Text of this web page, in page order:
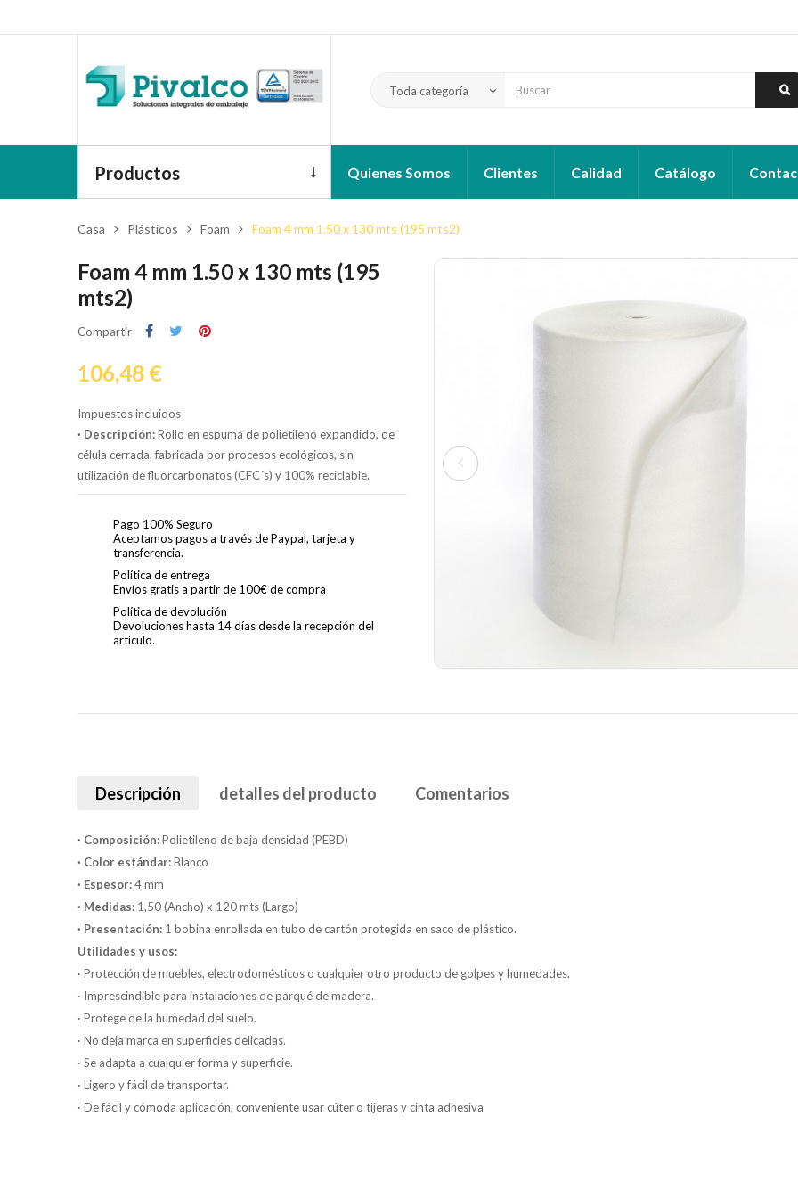
Toda categoría keyboard_arrow_down
Productos Quienes Somos Clientes Calidad Catálogo
Casa Plásticos Foam Foam 4 mm 1.50 x 130 mts (195 mts2)
Foam 4 mm 1.50 x 130 mts (195
mts2)
Compartir
106,48 €
Impuestos incluidos
· Descripción:Rollo en espuma de polietileno expandido, de
célula cerrada, fabricada por procesos ecológicos, sin
utilización de fluorcarbonatos (CFC´s) y 100% reciclable.
Pago 100% Seguro
Aceptamos pagos a través de Paypal, tarjeta y
transferencia.
Política de entrega
Envíos gratis a partir de 100€ de compra
Política de devolución
Devoluciones hasta 14 días desde la recepción del
artículo.
Descripción detalles del producto Comentarios
· Composición:Polietileno de baja densidad (PEBD)
· Color estándar:Blanco
· Espesor:4 mm
· Medidas: 1,50 (Ancho) x 120 mts (Largo)
· Presentación: 1 bobina enrollada en tubo de cartón protegida en saco de plástico.
Utilidades y usos:
· Protección de muebles, electrodomésticos o cualquier otro producto de golpes y humedades.
· Imprescindible para instalaciones de parqué de madera.
· Protege de la humedad del suelo.
· No deja marca en superficies delicadas.
· Se adapta a cualquier forma y superficie.
· Ligero y fácil de transportar.
· De fácil y cómoda aplicación, conveniente usar cúter o tijeras y cinta adhesiva